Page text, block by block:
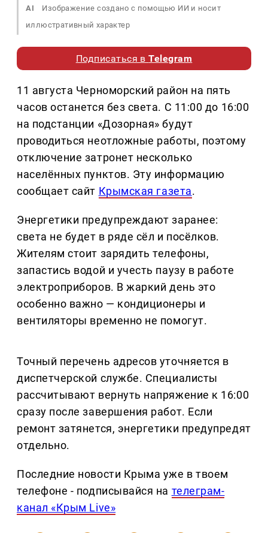
AI
Изображение создано с помощью ИИ и носит
иллюстративный характер
Подписаться вTelegram
11 августа Черноморский район на пять
часов останется без света. С 11:00 до 16:00
на подстанции «Дозорная» будут
проводиться неотложные работы, поэтому
отключение затронет несколько
населённых пунктов. Эту информацию
сообщает сайт Крымская газета.
Энергетики предупреждают заранее:
света не будет в ряде сёл и посёлков.
Жителям стоит зарядить телефоны,
запастись водой и учесть паузу в работе
электроприборов. В жаркий день это
особенно важно — кондиционеры и
вентиляторы временно не помогут.
Точный перечень адресов уточняется в
диспетчерской службе. Специалисты
рассчитывают вернуть напряжение к 16:00
сразу после завершения работ. Если
ремонт затянется, энергетики предупредят
отдельно.
Последние новости Крыма уже в твоем
телефоне - подписывайся на телеграм-
канал «Крым Live»